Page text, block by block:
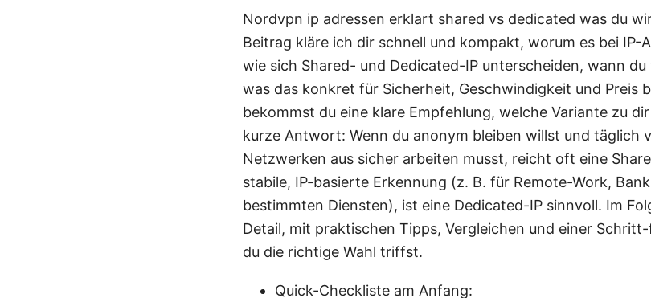
Nordvpn ip adressen erklart shared vs dedicated was du
Beitrag kläre ich dir schnell und kompakt, worum es bei IP-
wie sich Shared- und Dedicated-IP unterscheiden, wann
was das konkret für Sicherheit, Geschwindigkeit und Preis
bekommst du eine klare Empfehlung, welche Variante zu
kurze Antwort: Wenn du anonym bleiben willst und täglich
Netzwerken aus sicher arbeiten musst, reicht oft eine
stabile, IP-basierte Erkennung (z. B. für Remote-Work,
bestimmten Diensten), ist eine Dedicated-IP sinnvoll. Im
Detail, mit praktischen Tipps, Vergleichen und einer
du die richtige Wahl triffst.
Quick-Checkliste am Anfang: